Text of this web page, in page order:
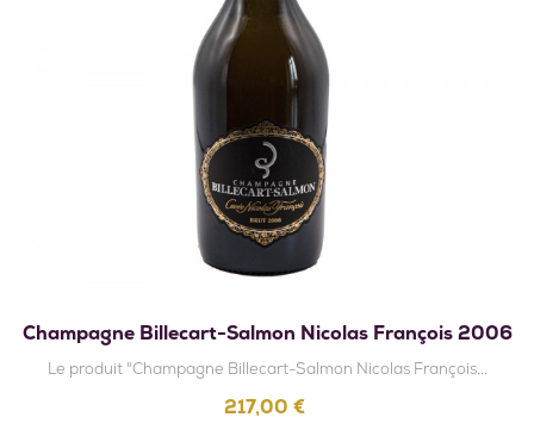
Champagne Billecart-Salmon Nicolas François 2006
Le produit "Champagne Billecart-Salmon Nicolas François...
Prix
217,00 €